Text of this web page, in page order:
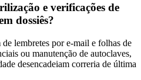
e verificações de
dossiês?
lembretes por e-mail e folhas de
ou manutenção de autoclaves,
desencadeiam correria de última